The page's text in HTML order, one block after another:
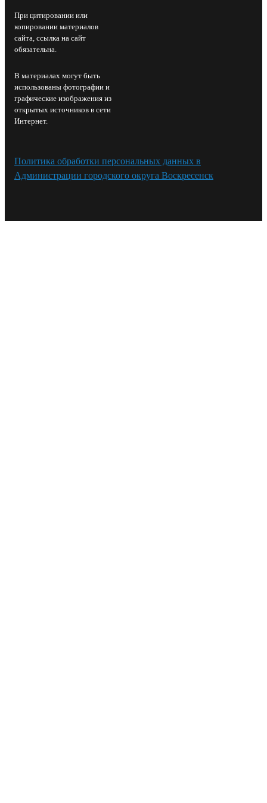
При цитировании или
копировании материалов
сайта, ссылка на сайт
обязательна.
В материалах могут быть
использованы фотографии и
графические изображения из
открытых источников в сети
Интернет.
Политика обработки персональных данных в
Администрации городского округа Воскресенск